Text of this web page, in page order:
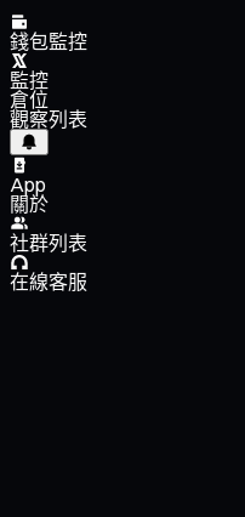
錢包監控
監控
倉位
觀察列表
App
關於
社群列表
在線客服